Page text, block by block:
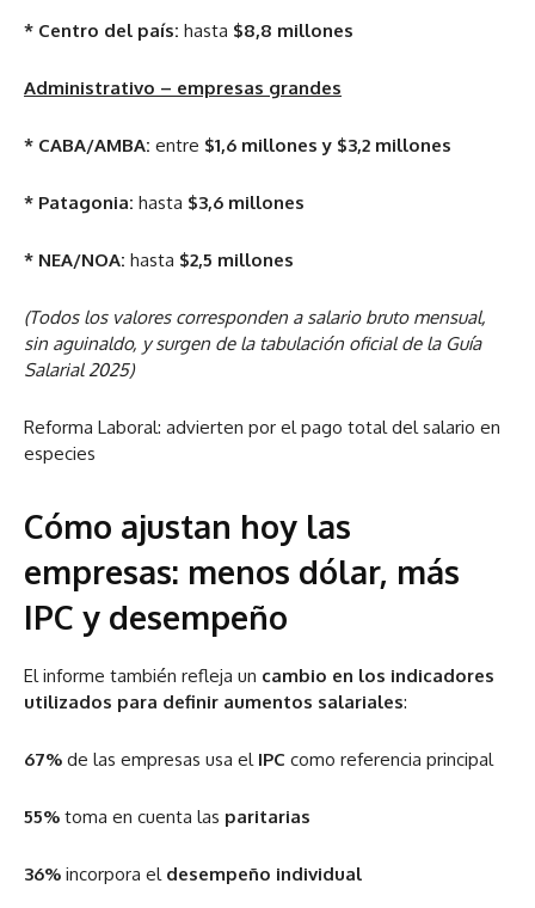
* Centro del país: hasta $8,8 millones
Administrativo – empresas grandes
* CABA/AMBA: entre $1,6 millones y $3,2 millones
* Patagonia: hasta $3,6 millones
* NEA/NOA: hasta $2,5 millones
(Todos los valores corresponden a salario bruto mensual,
sin aguinaldo, y surgen de la tabulación oficial de la Guía
Salarial 2025)
Reforma Laboral: advierten por el pago total del salario en
especies
Cómo ajustan hoy las
empresas: menos dólar, más
IPC y desempeño
El informe también refleja un cambio en los indicadores
utilizados para definir aumentos salariales:
67% de las empresas usa el IPC como referencia principal
55% toma en cuenta las paritarias
36% incorpora el desempeño individual